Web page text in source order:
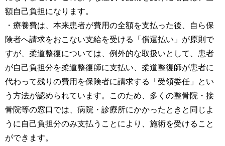
額自己負担になります。
・療養費は、本来患者が費用の全額を支払った後、自ら保
険者へ請求をおこない支給を受ける「償還払い」が原則で
すが、柔道整復については、例外的な取扱いとして、患者
が自己負担分を柔道整復師に支払い、柔道整復師が患者に
代わって残りの費用を保険者に請求する「受領委任」とい
う方法が認められています。このため、多くの整骨院・接
骨院等の窓口では、病院・診療所にかかったときと同じよ
うに自己負担分のみ支払うことにより、施術を受けること
ができます。